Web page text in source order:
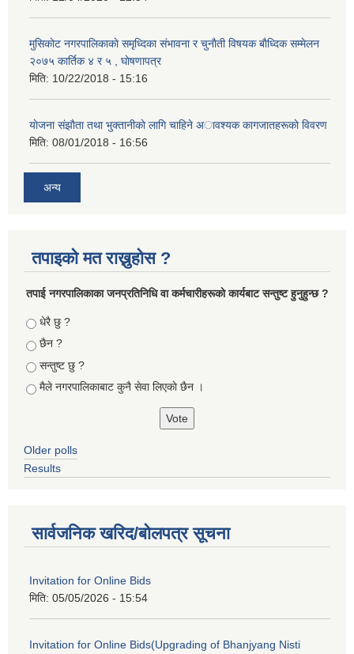
मुसिकाेट नगरपालिकाकाे समृध्दिका संभावना र चुनाैती विषयक बाैध्दिक सम्मेलन
२०७५ कार्तिक ४ र ५ , घाेषणापत्र
मिति: 10/22/2018 - 15:16
याेजना संझाैता तथा भुक्तानीकाे लागि चाहिने अावश्यक कागजातहरूकाे विवरण
मिति: 08/01/2018 - 16:56
अन्य
तपाइको मत राख्नुहोस ?
तपा‌ई नगरपालिकाका जनप्रतिनिधि वा कर्मचारीहरूकाे कार्यबाट सन्तुष्ट हुनुहुन्छ ?
Choices
धेरै छु ?
छैन ?
सन्तुष्ट छु ?
मैले नगरपालिकाबाट कुनै सेवा लिएकाे छैन ।
Older polls
Results
सार्वजनिक खरिद/बोलपत्र सूचना
Invitation for Online Bids
मिति: 05/05/2026 - 15:54
Invitation for Online Bids(Upgrading of Bhanjyang Nisti